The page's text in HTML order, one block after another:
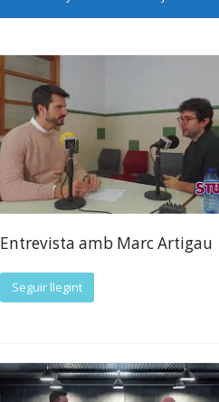
Entrevista amb Marc Artigau
Seguir llegint